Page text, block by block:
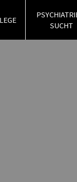
SUCHT